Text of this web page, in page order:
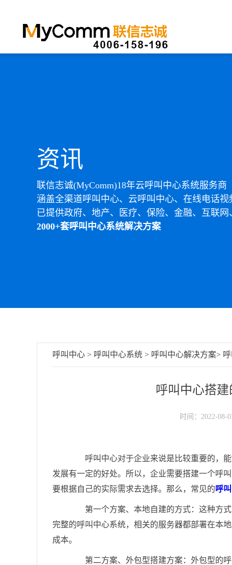
资讯
联信志诚(MyComm)18年云呼叫中心系统服务商
涵盖全渠道呼叫中心、云呼叫中心、在线电话视
已提供政府、地产、医疗、保险、金融、互联
2000+套呼叫中心系统解决方案
呼叫中心 > 呼叫中心系统 > 呼叫中心解决方案>
呼叫中心搭建
时间：2022-08-
呼叫中心对于企业来说是比较重要的，能
发展有一定的好处。所以，企业需要搭建一个呼
要根据自己的实际需求去选择。那么，常见的 呼
第一个方案、本地自建的方式：这种方式
完整的呼叫中心系统，相关的服务器都部署在本
成本。
第二方案、外包型搭建方案：外包型的呼